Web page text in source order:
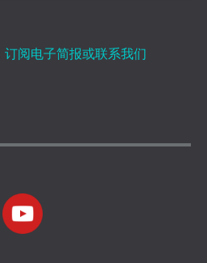
订阅电子简报或联系我们